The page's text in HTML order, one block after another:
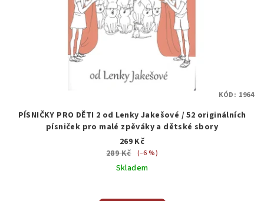
PÍSNIČKY PRO DĚTI 2 od Lenky Jakešové / 52 originálních
písniček pro malé zpěváky a dětské sbory
269 Kč
289 Kč
(–6 %)
Skladem
KÓD: 1964